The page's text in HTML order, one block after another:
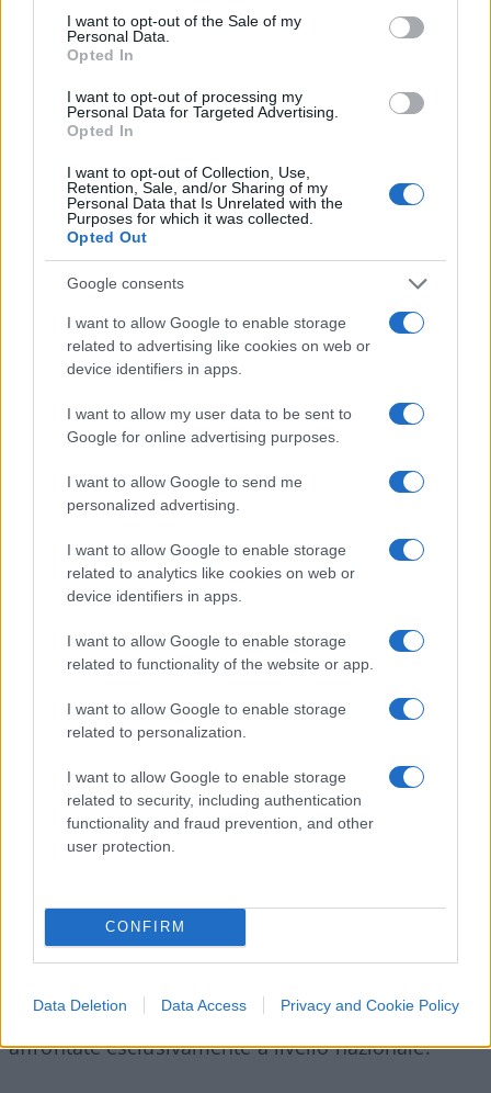
I want to opt-out of the Sale of my
Personal Data.
Opted In
I want to opt-out of processing my
Personal Data for Targeted Advertising.
Opted In
I want to opt-out of Collection, Use,
Retention, Sale, and/or Sharing of my
Personal Data that Is Unrelated with the
Purposes for which it was collected.
Opted Out
Google consents
I want to allow Google to enable storage
related to advertising like cookies on web or
device identifiers in apps.
I want to allow my user data to be sent to
Google for online advertising purposes.
I want to allow Google to send me
personalized advertising.
I want to allow Google to enable storage
related to analytics like cookies on web or
device identifiers in apps.
I want to allow Google to enable storage
related to functionality of the website or app.
I want to allow Google to enable storage
related to personalization.
I want to allow Google to enable storage
related to security, including authentication
functionality and fraud prevention, and other
user protection.
CONFIRM
Data Deletion Data Access Privacy and Cookie Policy
produttivo.
Il presidente di Confcommercio ha sottolineato
“l’assetto che ne verrà dovrà preservare il
risparmio delle famiglie e garantire la
prossimità territoriale per rafforzare il credito
e i servizi finanziari alle imprese”
che riflette la preoccupazione di molte piccole e
medie imprese di vedere ridursi la presenza fisica
degli sportelli e la conoscenza diretta delle realtà
economiche locali.
Più Europa sui grandi dossier
economici
Nella sua analisi dello scenario internazionale,
Sangalli ha evidenziato anche la necessità di un
salto di qualità da parte dell’Unione europea. In
una fase caratterizzata da tensioni commerciali,
geopolitici, il presidente di Confcommercio ritiene
capace di incidere.
Per questo ha sostenuto che“c’è bisogno di
un’Europa più forte dal punto di vista politico
mercato unico e della politica monetaria”
richiesta che nasce dalla consapevolezza che
delle imprese europee non possono più essere
affrontate esclusivamente a livello nazionale.